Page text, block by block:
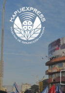
Skip
to
main
content